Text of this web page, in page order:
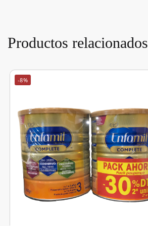
Productos relacionados
-8%